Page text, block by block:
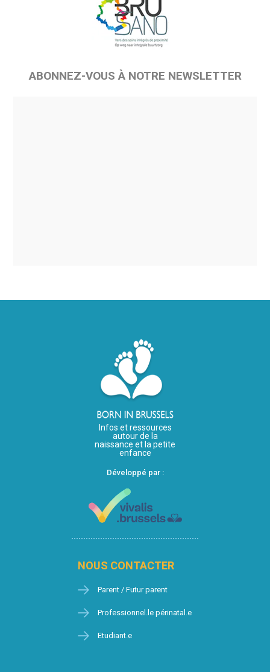
ABONNEZ-VOUS À NOTRE NEWSLETTER
Infos et ressources
autour de la
naissance et la petite
enfance
Développé par :
NOUS CONTACTER
Parent / Futur parent
Professionnel.le périnatal.e
Etudiant.e